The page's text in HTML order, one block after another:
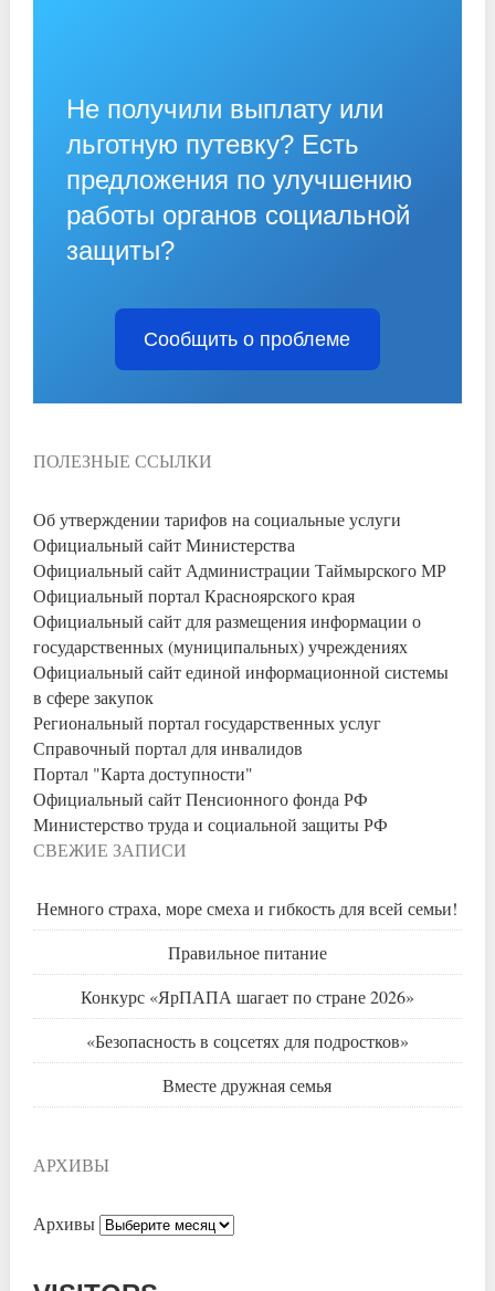
Не получили выплату или
льготную путевку? Есть
предложения по улучшению
работы органов социальной
защиты?
Сообщить о проблеме
ПОЛЕЗНЫЕ ССЫЛКИ
Об утверждении тарифов на социальные услуги
Официальный сайт Министерства
Официальный сайт Администрации Таймырского МР
Официальный портал Красноярского края
Официальный сайт для размещения информации о
государственных (муниципальных) учреждениях
Официальный сайт единой информационной системы
в сфере закупок
Региональный портал государственных услуг
Справочный портал для инвалидов
Портал "Карта доступности"
Официальный сайт Пенсионного фонда РФ
Министерство труда и социальной защиты РФ
СВЕЖИЕ ЗАПИСИ
Немного страха, море смеха и гибкость для всей семьи!
Правильное питание
Конкурс «ЯрПАПА шагает по стране 2026»
«Безопасность в соцсетях для подростков»
Вместе дружная семья
АРХИВЫ
Архивы